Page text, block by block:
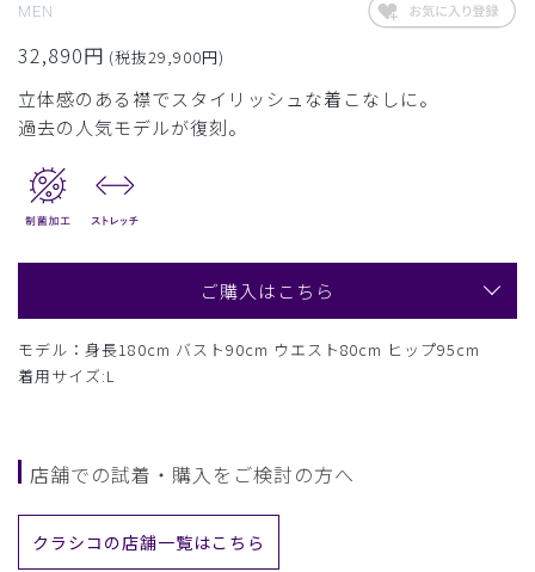
MEN
32,890円 (税抜29,900円)
立体感のある襟でスタイリッシュな着こなしに。
過去の人気モデルが復刻。
ご購入はこちら
モデル：身長180cm バスト90cm ウエスト80cm ヒップ95cm
着用サイズ:L
店舗での試着・購入をご検討の方へ
クラシコの店舗一覧はこちら